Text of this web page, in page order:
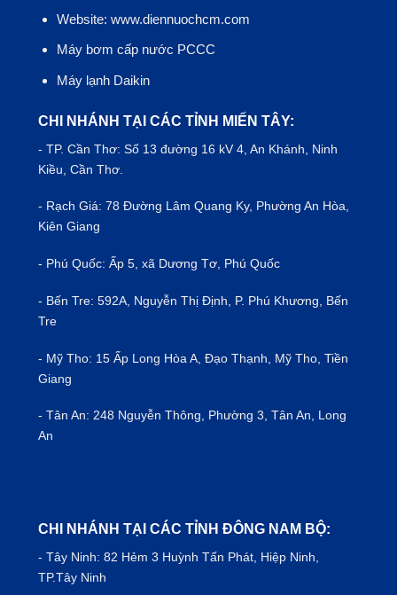
Website: www.diennuochcm.com
Máy bơm cấp nước PCCC
Máy lạnh Daikin
CHI NHÁNH TẠI CÁC TỈNH MIẾN TÂY:
- TP.Cần Thơ: Số 13 đường 16 kV 4, An Khánh, Ninh
Kiều, Cần Thơ.
- Rạch Giá: 78 Đường Lâm Quang Ky, Phường An Hòa,
Kiên Giang
- Phú Quốc: Ấp 5, xã Dương Tơ, Phú Quốc
- Bến Tre: 592A, Nguyễn Thị Định, P. Phú Khương, Bến
Tre
- Mỹ Tho: 15 Ấp Long Hòa A, Đạo Thạnh, Mỹ Tho, Tiền
Giang
- Tân An: 248 Nguyễn Thông, Phường 3, Tân An, Long
An
CHI NHÁNH TẠI CÁC TỈNH ĐÔNG NAM BỘ:
- Tây Ninh: 82 Hẻm 3 Huỳnh Tấn Phát, Hiệp Ninh,
TP.Tây Ninh